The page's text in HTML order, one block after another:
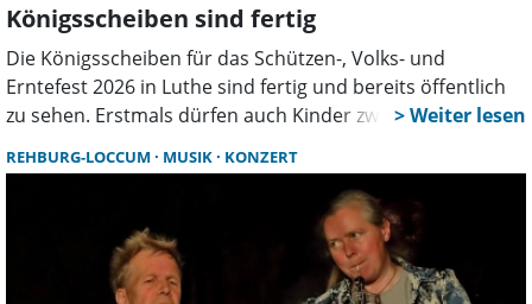
Königsscheiben sind fertig
Die Königsscheiben für das Schützen-, Volks- und
Erntefest 2026 in Luthe sind fertig und bereits öffentlich
zu sehen. Erstmals dürfen auch Kinder zwischen 6 und 11
für das Bürgerkönigsschießen läuft noch bis zum 23.
REHBURG-LOCCUM MUSIK KONZERT